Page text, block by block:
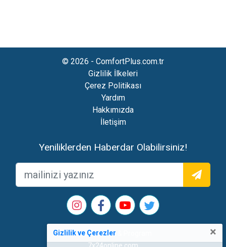
© 2026 - ComfortPlus.com.tr
Gizlilik İlkeleri
Çerez Politikası
Yardım
Hakkımızda
İletişim
Yeniliklerden Haberdar Olabilirsiniz!
Web Tasarım & Program
Gizlilik ve Çerezler ×